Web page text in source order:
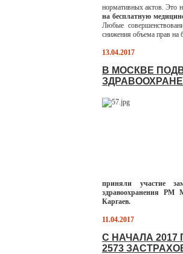
нормативных актов. Это
на бесплатную
Любые
снижения объема прав
13.04.2017
В МОСКВЕ
приняли участие
здравоохранения
Каргаев.
11.04.2017
С НАЧАЛА
2573